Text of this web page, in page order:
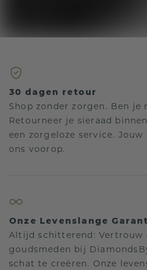
30 dagen retour
Shop zonder zorgen. Ben
Retourneer je sieraad
een zorgeloze service.
ons voorop.
Onze Levenslange
Altijd schitterend: Vertrouw
goudsmeden bij
schat te creëren. Onze